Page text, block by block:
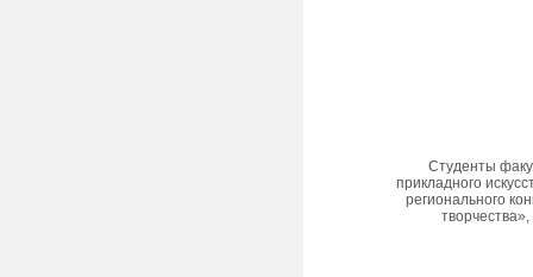
Студенты
прикладного
регионального